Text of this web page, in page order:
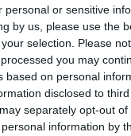
personal or sensitive
by us, please use the
selection. Please
you may
based on personal
disclosed to
separately opt-out
information by
på ett systematiskt
förklarat varför den
största
jobbat hårt med